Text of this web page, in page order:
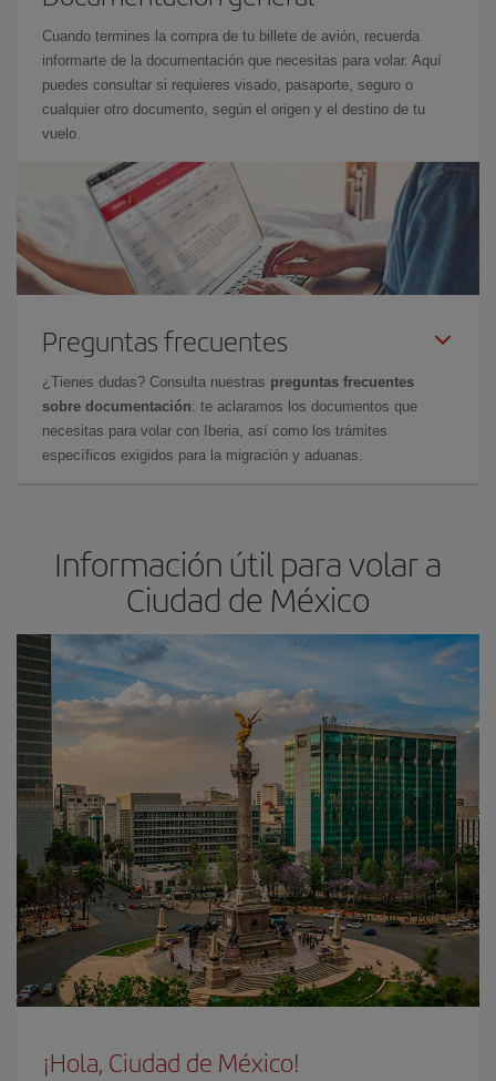
Cuando termines la compra de tu billete de avión, recuerda
informarte de la documentación que necesitas para volar. Aquí
puedes consultar si requieres visado, pasaporte, seguro o
cualquier otro documento, según el origen y el destino de tu
vuelo.
Preguntas frecuentes
¿Tienes dudas? Consulta nuestras preguntas frecuentes
sobre documentación: te aclaramos los documentos que
necesitas para volar con Iberia, así como los trámites
específicos exigidos para la migración y aduanas.
Información útil para volar a
Ciudad de México
¡Hola, Ciudad de México!